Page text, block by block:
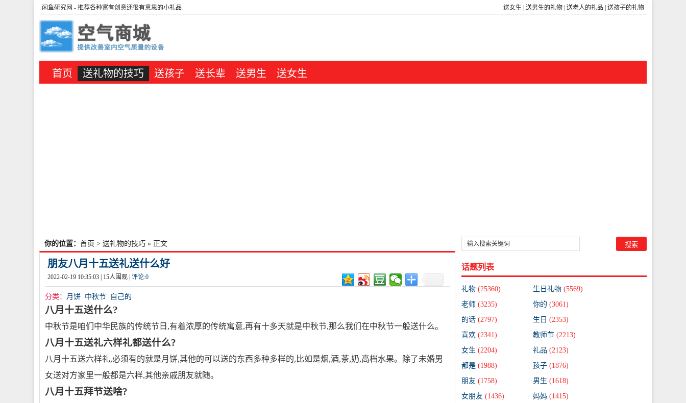
送女生 送男生的礼物 送老人的礼品 送孩子的礼物
闲鱼研究网 - 推荐各种富有创意还很有意思的小礼品
首页 送礼物的技巧 送孩子 送长辈 送男生 送女生
你的位置： 首页 > 送礼物的技巧 » 正文
朋友八月十五送礼送什么好
2022-02-19 10:35:03 | 15人围观 | 评论:0
分类： 月饼 中秋节 自己的
八月十五送什么?
中秋节是咱们中华民族的传统节日,有着浓厚的传统寓意,再有十多天就是中秋节,那么我们在中秋节一般送什么。
八月十五送礼六样礼都送什么?
八月十五送六样礼,必须有的就是月饼,其他的可以送的东西多种多样的,比如是烟,酒,茶,奶,高档水果。除了未婚男
女送对方家里一般都是六样,其他亲戚朋友就随。
八月十五拜节送啥?
话题列表
礼物 (25360) 生日礼物 (5569)
老师 (3235) 你的 (3061)
的话 (2797) 生日 (2353)
喜欢 (2341) 教师节 (2213)
女生 (2204) 礼品 (2123)
都是 (1988) 孩子 (1876)
朋友 (1758) 男生 (1618)
女朋友 (1436) 妈妈 (1415)